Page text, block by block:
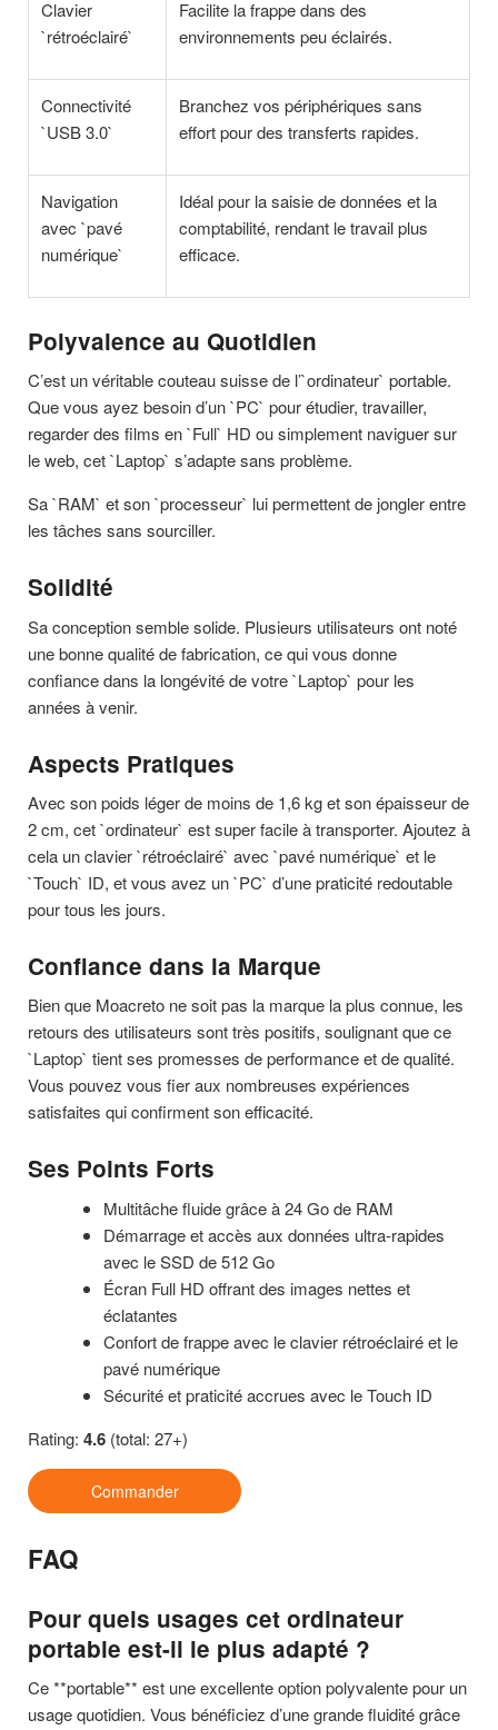
Clavier
`rétroéclairé`
Facilite la frappe dans des
environnements peu éclairés.
Connectivité
`USB 3.0`
Branchez vos périphériques sans
effort pour des transferts rapides.
Navigation
avec `pavé
numérique`
Idéal pour la saisie de données et la
comptabilité, rendant le travail plus
efficace.
Polyvalence au Quotidien
C’est un véritable couteau suisse de l’`ordinateur` portable.
Que vous ayez besoin d’un `PC` pour étudier, travailler,
regarder des films en `Full` HD ou simplement naviguer sur
le web, cet `Laptop` s’adapte sans problème.
Sa `RAM` et son `processeur` lui permettent de jongler entre
les tâches sans sourciller.
Solidité
Sa conception semble solide. Plusieurs utilisateurs ont noté
une bonne qualité de fabrication, ce qui vous donne
confiance dans la longévité de votre `Laptop` pour les
années à venir.
Aspects Pratiques
Avec son poids léger de moins de 1,6 kg et son épaisseur de
2 cm, cet `ordinateur` est super facile à transporter. Ajoutez à
cela un clavier `rétroéclairé` avec `pavé numérique` et le
`Touch` ID, et vous avez un `PC` d’une praticité redoutable
pour tous les jours.
Confiance dans la Marque
Bien que Moacreto ne soit pas la marque la plus connue, les
retours des utilisateurs sont très positifs, soulignant que ce
`Laptop` tient ses promesses de performance et de qualité.
Vous pouvez vous fier aux nombreuses expériences
satisfaites qui confirment son efficacité.
Ses Points Forts
Multitâche fluide grâce à 24 Go de RAM
Démarrage et accès aux données ultra-rapides
avec le SSD de 512 Go
Écran Full HD offrant des images nettes et
éclatantes
Confort de frappe avec le clavier rétroéclairé et le
pavé numérique
Sécurité et praticité accrues avec le Touch ID
Rating: 4.6 (total: 27+)
Commander
FAQ
Pour quels usages cet ordinateur
portable est-il le plus adapté ?
Ce **portable** est une excellente option polyvalente pour un
usage quotidien. Vous bénéficiez d’une grande fluidité grâce